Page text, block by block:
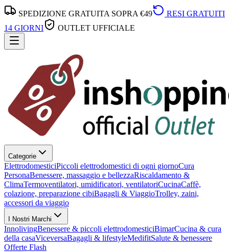
SPEDIZIONE GRATUITA SOPRA €49
RESI GRATUITI
14 GIORNI
OUTLET UFFICIALE
Categorie
ElettrodomesticiPiccoli elettrodomestici di ogni giornoCura
PersonaBenessere, massaggio e bellezzaRiscaldamento &
ClimaTermoventilatori, umidificatori, ventilatoriCucinaCaffè,
colazione, preparazione cibiBagagli & ViaggioTrolley, zaini,
accessori da viaggio
I Nostri Marchi
InnolivingBenessere & piccoli elettrodomesticiBimarCucina & cura
della casaViceversaBagagli & lifestyleMedifitSalute & benessere
Offerte Flash